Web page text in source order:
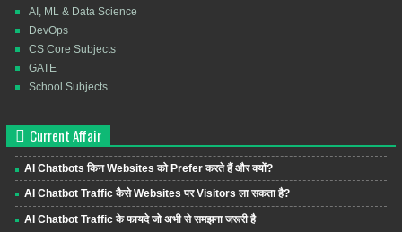
AI, ML & Data Science
DevOps
CS Core Subjects
GATE
School Subjects
Current Affair
AI Chatbots किन Websites को Prefer करते हैं और क्यों?
AI Chatbot Traffic कैसे Websites पर Visitors ला सकता है?
AI Chatbot Traffic के फायदे जो अभी से समझना जरूरी है